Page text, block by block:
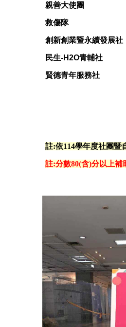
親善大使團
救傷隊
創新創業暨永續發展社
民生-H2O青輔社
賢德青年服務社
註:依114學年度社團
註:分數80(含)分以上補